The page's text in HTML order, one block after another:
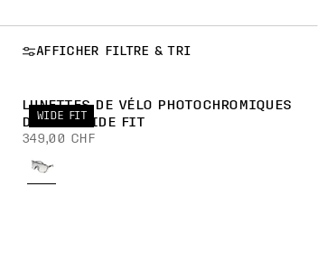
AFFICHER FILTRE & TRI
WIDE FIT
LUNETTES DE VÉLO PHOTOCHROMIQUES
DEVOUR WIDE FIT
349,00 CHF